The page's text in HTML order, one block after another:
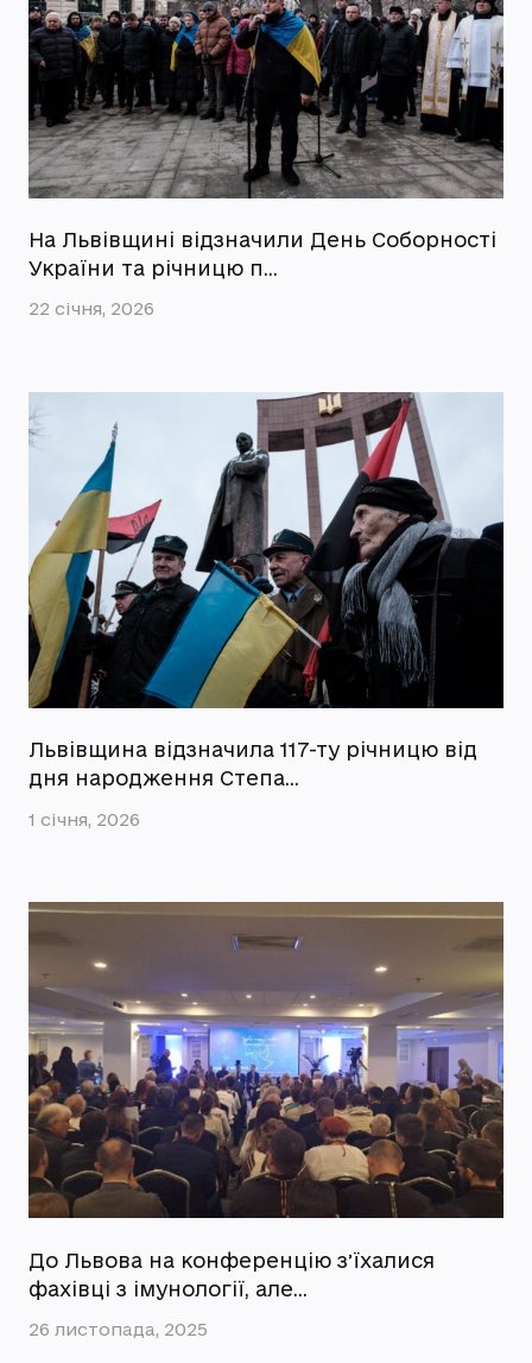
На Львівщині відзначили День Соборності
України та річницю п…
22 січня, 2026
Львівщина відзначила 117-ту річницю від
дня народження Степа…
1 січня, 2026
До Львова на конференцію зʼїхалися
фахівці з імунології, але…
26 листопада, 2025